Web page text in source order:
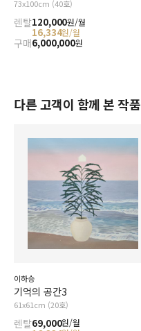
73x100cm (40호)
렌탈120,000원/월
16,334원/월
구매6,000,000원
다른 고객이 함께 본 작품
이하승
기억의 공간3
61x61cm (20호)
렌탈69,000원/월